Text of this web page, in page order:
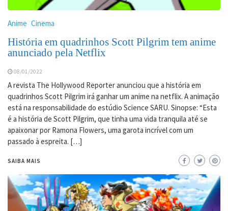
Anime Cinema
História em quadrinhos Scott Pilgrim tem anime
anunciado pela Netflix
08/01/2022
A revista The Hollywood Reporter anunciou que a história em
quadrinhos Scott Pilgrim irá ganhar um anime na netflix. A animação
está na responsabilidade do estúdio Science SARU. Sinopse: “Esta
é a história de Scott Pilgrim, que tinha uma vida tranquila até se
apaixonar por Ramona Flowers, uma garota incrível com um
passado à espreita. […]
SAIBA MAIS